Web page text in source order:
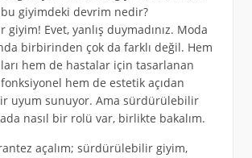
bu giyimdeki devrim nedir?
Evet, yanlış duymadınız. Moda
birbirinden çok da farklı değil. Hem
hem de hastalar için tasarlanan
hem de estetik açıdan
uyum sunuyor. Ama sürdürülebilir
nasıl bir rolü var, birlikte bakalım.
açalım; sürdürülebilir giyim,